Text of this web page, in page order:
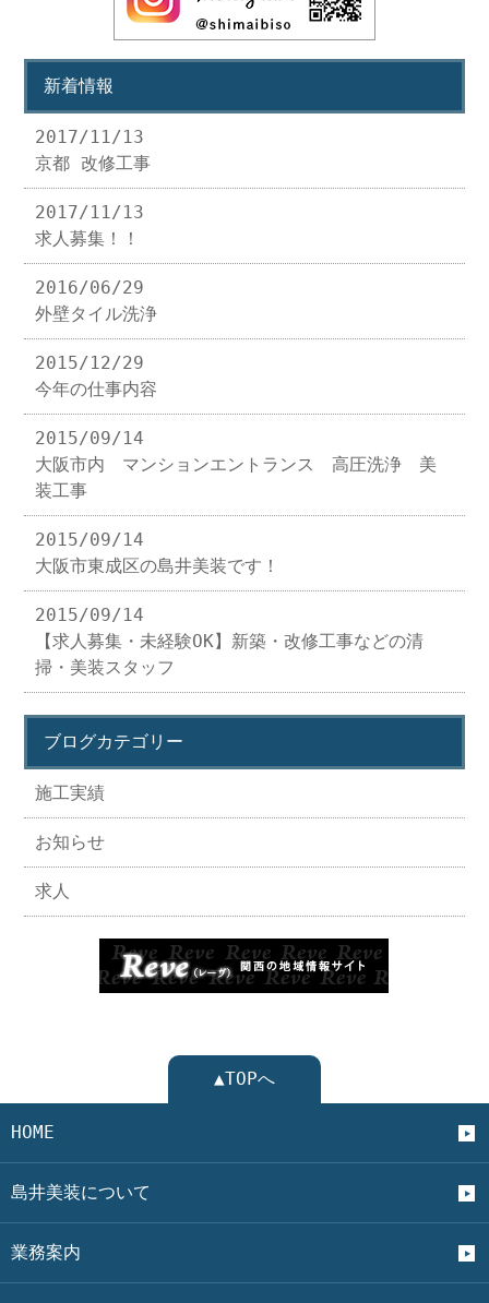
新着情報
2017/11/13
京都 改修工事
2017/11/13
求人募集！！
2016/06/29
外壁タイル洗浄
2015/12/29
今年の仕事内容
2015/09/14
大阪市内 マンションエントランス 高圧洗浄 美
装工事
2015/09/14
大阪市東成区の島井美装です！
2015/09/14
【求人募集・未経験OK】新築・改修工事などの清
掃・美装スタッフ
ブログカテゴリー
施工実績
お知らせ
求人
▲TOPへ
HOME
島井美装について
業務案内